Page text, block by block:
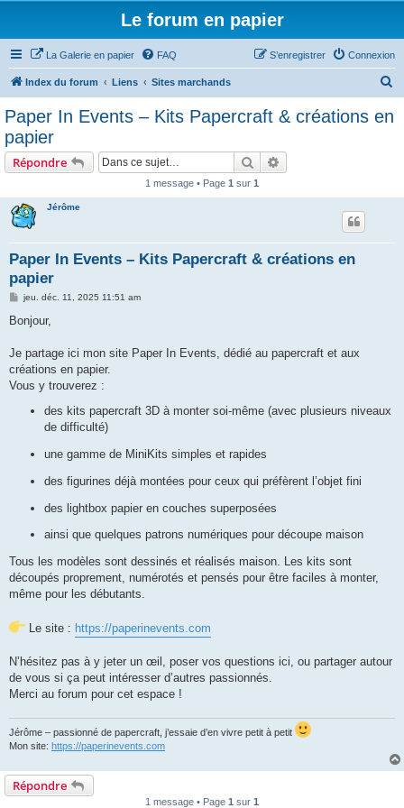
Le forum en papier
La Galerie en papier FAQ Connexion
S’enregistrer
Index du forum Liens Sites marchands
Paper In Events – Kits Papercraft & créations en
papier
Répondre Rechercher
1 message • Page 1 sur 1
Jérôme
Paper In Events – Kits Papercraft & créations en
papier
M
s
g
jeu. déc. 11, 2025 11:51 am
Bonjour,
Je partage ici mon site Paper In Events, dédié au papercraft et aux
créations en papier.
Vous y trouverez :
des kits papercraft 3D à monter soi-même (avec plusieurs niveaux
de difficulté)
une gamme de MiniKits simples et rapides
des figurines déjà montées pour ceux qui préfèrent l’objet fini
des lightbox papier en couches superposées
ainsi que quelques patrons numériques pour découpe maison
Tous les modèles sont dessinés et réalisés maison. Les kits sont
découpés proprement, numérotés et pensés pour être faciles à monter,
même pour les débutants.
Le site : https://paperinevents.com
N’hésitez pas à y jeter un œil, poser vos questions ici, ou partager autour
de vous si ça peut intéresser d’autres passionnés.
Merci au forum pour cet espace !
Jérôme – passionné de papercraft, j’essaie d’en vivre petit à petit
Mon site: https://paperinevents.com
Répondre
1 message • Page 1 sur 1